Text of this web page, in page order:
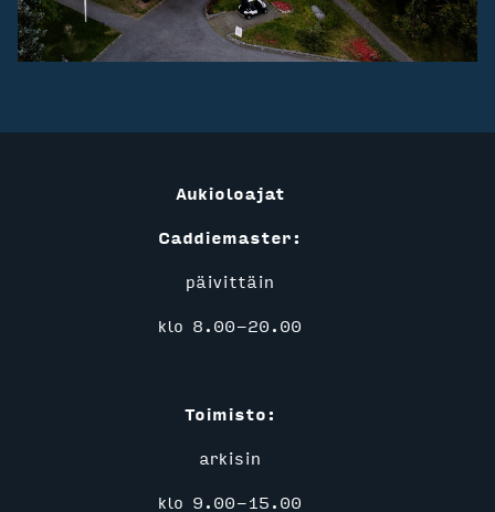
Aukioloajat
Caddiemaster:
päivittäin
klo 8.00-20.00
Toimisto:
arkisin
klo 9.00-15.00